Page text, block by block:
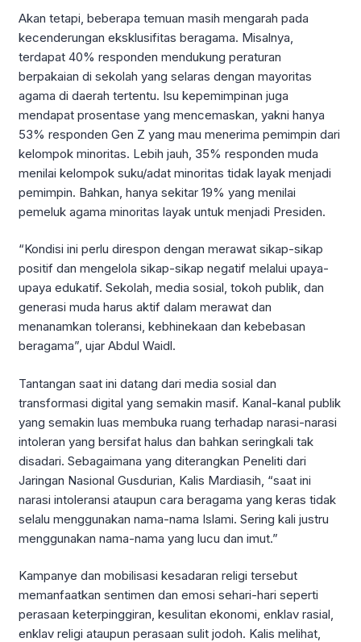
Akan tetapi, beberapa temuan masih mengarah pada
kecenderungan eksklusifitas beragama. Misalnya,
terdapat 40% responden mendukung peraturan
berpakaian di sekolah yang selaras dengan mayoritas
agama di daerah tertentu. Isu kepemimpinan juga
mendapat prosentase yang mencemaskan, yakni hanya
53% responden Gen Z yang mau menerima pemimpin dari
kelompok minoritas. Lebih jauh, 35% responden muda
menilai kelompok suku/adat minoritas tidak layak menjadi
pemimpin. Bahkan, hanya sekitar 19% yang menilai
pemeluk agama minoritas layak untuk menjadi Presiden.
“Kondisi ini perlu direspon dengan merawat sikap-sikap
positif dan mengelola sikap-sikap negatif melalui upaya-
upaya edukatif. Sekolah, media sosial, tokoh publik, dan
generasi muda harus aktif dalam merawat dan
menanamkan toleransi, kebhinekaan dan kebebasan
beragama”, ujar Abdul Waidl.
Tantangan saat ini datang dari media sosial dan
transformasi digital yang semakin masif. Kanal-kanal publik
yang semakin luas membuka ruang terhadap narasi-narasi
intoleran yang bersifat halus dan bahkan seringkali tak
disadari. Sebagaimana yang diterangkan Peneliti dari
Jaringan Nasional Gusdurian, Kalis Mardiasih, “saat ini
narasi intoleransi ataupun cara beragama yang keras tidak
selalu menggunakan nama-nama Islami. Sering kali justru
menggunakan nama-nama yang lucu dan imut.”
Kampanye dan mobilisasi kesadaran religi tersebut
memanfaatkan sentimen dan emosi sehari-hari seperti
perasaan keterpinggiran, kesulitan ekonomi, enklav rasial,
enklav religi ataupun perasaan sulit jodoh. Kalis melihat,